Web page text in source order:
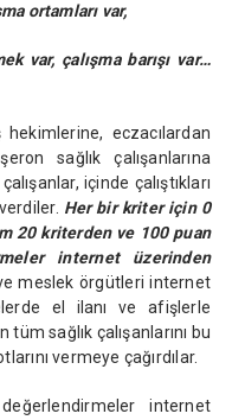
ortamları var,
var, çalışma barışı var…
eczacılardan
sağlık çalışanlarına
içinde çalıştıkları
Her bir kriter için 0
20 kriterden ve 100 puan
internet üzerinden
meslek örgütleri internet
el ilanı ve afişlerle
sağlık çalışanlarını bu
vermeye çağırdılar.
internet